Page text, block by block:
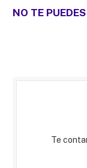
NO TE
Te